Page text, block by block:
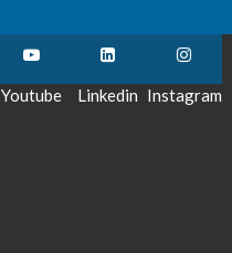
Youtube Linkedin Instagram